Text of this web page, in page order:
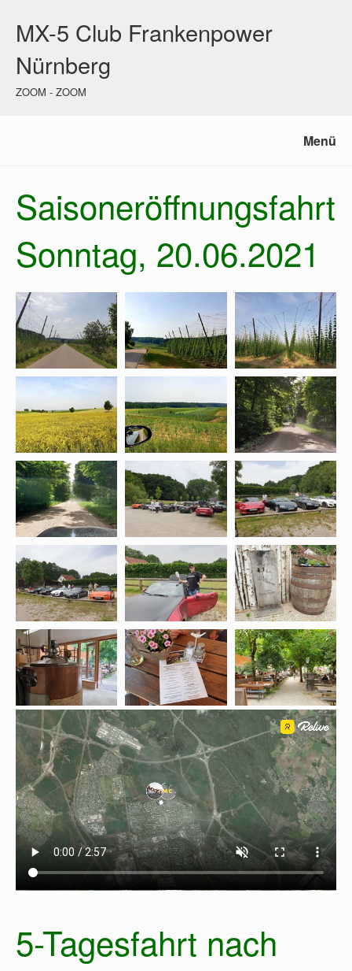
MX-5 Club Frankenpower
Nürnberg
ZOOM - ZOOM
Menü
Saisoneröffnungsfahrt
Sonntag, 20.06.2021
5-Tagesfahrt nach